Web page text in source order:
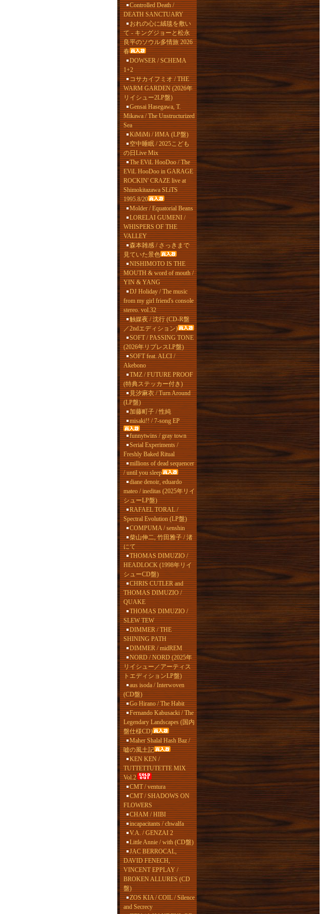
Controlled Death /
DEATH SANCTUARY
おれの心に絨毯を敷い
て - キングジョーと松永
良平のソウル多情旅 2026
春
DOWSER / SCHEMA
1+2
コサカイフミオ / THE
WARM GARDEN (2026年
リイシュー2LP盤)
Gensai Hasegawa, T.
Mikawa / The Unstructurized
Sea
KiMiMi / ИМА (LP盤)
空中睡眠 / 2025こども
の日Live Mix
The EViL HooDoo / The
EViL HooDoo in GARAGE
ROCKIN' CRAZE live at
Shimokitazawa SLiTS
1995.8/20
Molder / Equatorial Beans
LORELAI GUMENI /
WHISPERS OF THE
VALLEY
森本雑感 / さっきまで
見ていた景色
NISHIMOTO IS THE
MOUTH & word of mouth /
YIN & YANG
DJ Holiday / The music
from my girl friend's console
stereo. vol.32
触媒夜 / 沈行 (CD-R盤
／2ndエディション)
SOFT / PASSING TONE
(2026年リプレスLP盤)
SOFT feat. ALCI /
Akebono
TMZ / FUTURE PROOF
(特典ステッカー付き)
見汐麻衣 / Turn Around
(LP盤)
加藤町子 / 性純
misaki!! / 7-song EP
funnytwins / gray town
Serial Experiments /
Freshly Baked Ritual
millions of dead sequencer
/ until you sleep
diane denoir, eduardo
mateo / ineditas (2025年リイ
シューLP盤)
RAFAEL TORAL /
Spectral Evolution (LP盤)
COMPUMA / senshin
柴山伸二, 竹田雅子 / 渚
にて
THOMAS DIMUZIO /
HEADLOCK (1998年リイ
シューCD盤)
CHRIS CUTLER and
THOMAS DIMUZIO /
QUAKE
THOMAS DIMUZIO /
SLEW TEW
DIMMER / THE
SHINING PATH
DIMMER / midREM
NORD / NORD (2025年
リイシュー／アーティス
トエディションLP盤)
aus isoda / Interwoven
(CD盤)
Go Hirano / The Habit
Fernando Kabusacki / The
Legendary Landscapes (国内
盤仕様CD)
Maher Shalal Hash Baz /
嘘の風土記
KEN KEN /
TUTTETTUTETTE MIX
Vol.2
CMT / ventura
CMT / SHADOWS ON
FLOWERS
CHAM / HIBI
incapacitants / chwalfa
V.A. / GENZAI 2
Little Annie / with (CD盤)
JAC BERROCAL,
DAVID FENECH,
VINCENT EPPLAY /
BROKEN ALLURES (CD
盤)
ZOS KIA / COIL / Silence
and Secrecy